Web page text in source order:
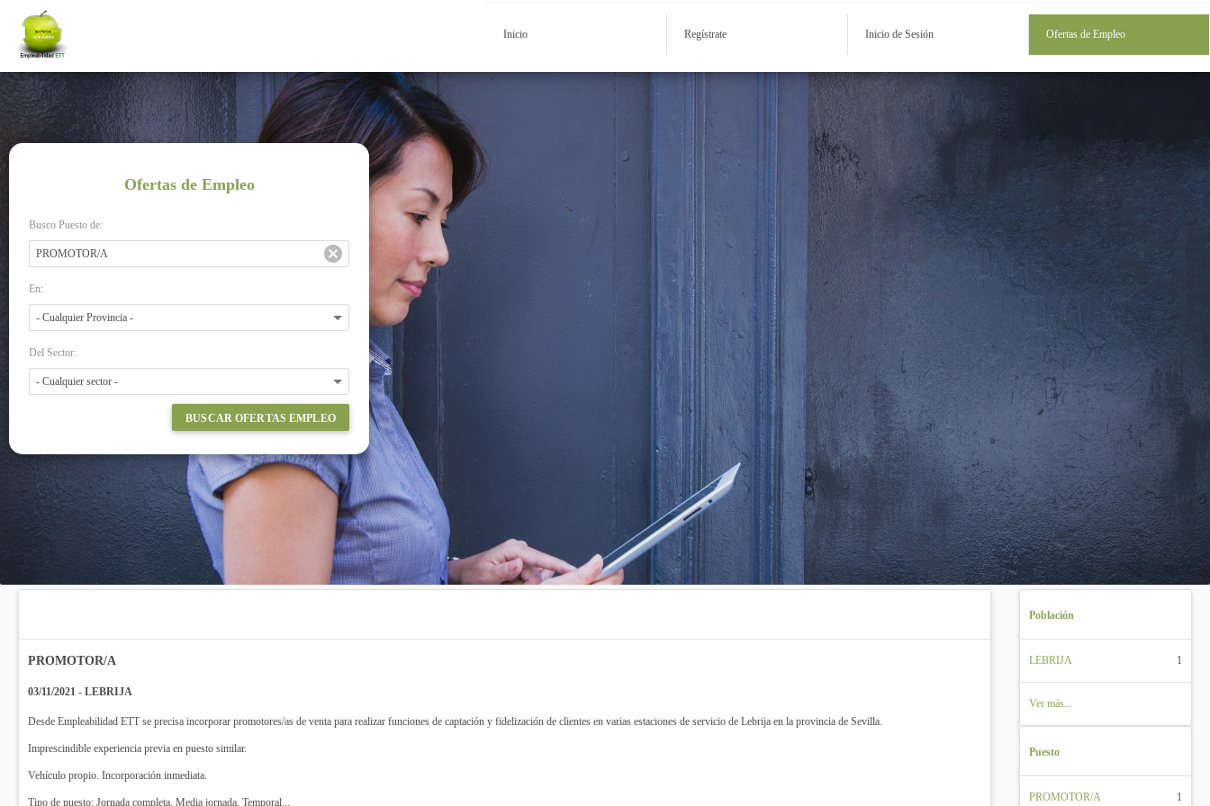
Inicio Regístrate Inicio de Sesión Ofertas de Empleo
Ofertas de Empleo
Busco Puesto de:
En:
Del Sector:
BUSCAR OFERTAS EMPLEO
PROMOTOR/A
03/11/2021 - LEBRIJA
Desde Empleabilidad ETT se precisa incorporar promotores/as de venta para realizar funciones de captación y fidelización de clientes en varias estaciones de servicio de Lebrija en la provincia de Sevilla.
Imprescindible experiencia previa en puesto similar.
Vehículo propio. Incorporación inmediata.
Tipo de puesto: Jornada completa, Media jornada, Temporal...
Población
LEBRIJA 1
Ver más...
Puesto
PROMOTOR/A 1